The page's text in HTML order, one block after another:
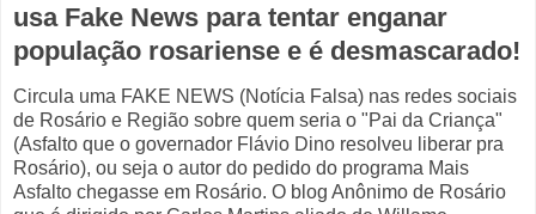
usa Fake News para tentar enganar
população rosariense e é desmascarado!
Circula uma FAKE NEWS (Notícia Falsa) nas redes sociais
de Rosário e Região sobre quem seria o "Pai da Criança"
(Asfalto que o governador Flávio Dino resolveu liberar pra
Rosário), ou seja o autor do pedido do programa Mais
Asfalto chegasse em Rosário. O blog Anônimo de Rosário